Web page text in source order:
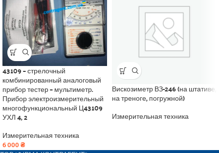
43109 – стрелочный
комбинированный аналоговый
прибор тестер – мультиметр.
Прибор электроизмерительный
многофункциональный Ц43109
УХЛ 4, 2
Измерительная техника
6 000₴
Вискозиметр ВЗ-246 (на штативе,
на треноге, погружной)
Измерительная техника